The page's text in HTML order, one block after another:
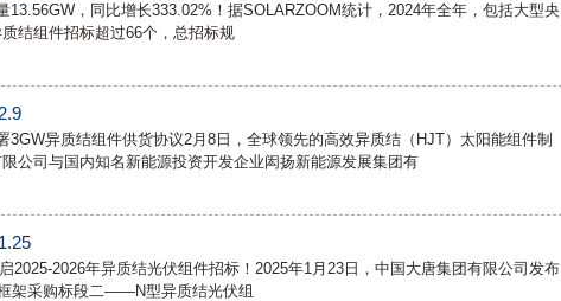
13.56GW，同比增长333.02%！据SOLARZOOM统计，2024年全年，包括大型央
结组件招标超过66个，总招标规
3GW异质结组件供货协议2月8日，全球领先的高效异质结（HJT）太阳能组件制
公司与国内知名新能源投资开发企业闳扬新能源发展集团有
2025-2026年异质结光伏组件招标！2025年1月23日，中国大唐集团有限公司发布
架采购标段二——N型异质结光伏组